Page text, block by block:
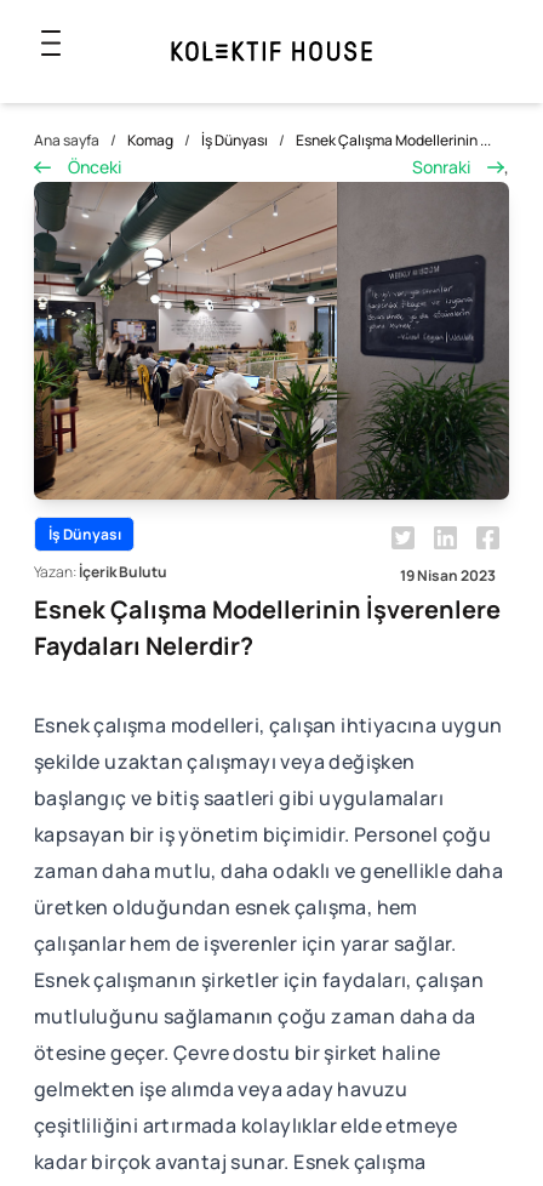
Ana sayfa / Komag / İş Dünyası / Esnek Çalışma Modellerinin ...
Önceki Sonraki ,
İş Dünyası
Yazan:İçerik Bulutu 19 Nisan 2023
Esnek Çalışma Modellerinin İşverenlere
Faydaları Nelerdir?
Esnek çalışma modelleri, çalışan ihtiyacına uygun
şekilde uzaktan çalışmayı veya değişken
başlangıç ve bitiş ​saatleri gibi uygulamaları
kapsayan bir iş yönetim biçimidir. Personel çoğu
zaman daha mutlu, daha odaklı ve genellikle daha
üretken olduğundan esnek çalışma, hem
çalışanlar hem de işverenler için yarar sağlar.
Esnek çalışmanın şirketler için faydaları, çalışan
mutluluğunu sağlamanın çoğu zaman daha da
ötesine geçer. Çevre dostu bir şirket haline
gelmekten işe alımda veya aday havuzu
çeşitliliğini artırmada kolaylıklar elde etmeye
kadar birçok avantaj sunar. Esnek çalışma